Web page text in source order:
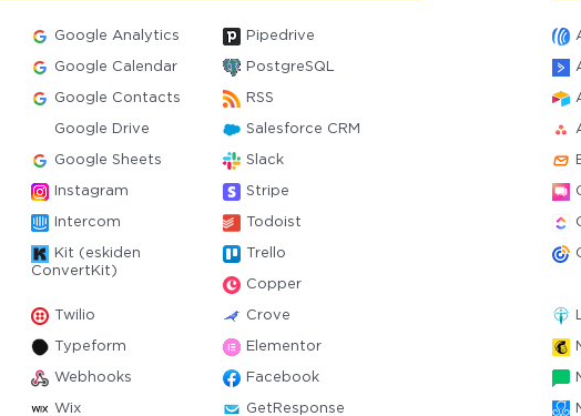
Google Analytics Pipedrive
Google Calendar PostgreSQL
Google Contacts RSS
Google Drive Salesforce CRM
Google Sheets Slack
Instagram Stripe
Intercom Todoist
Kit (eskiden
ConvertKit)
Trello
Copper
Twilio Crove
Typeform Elementor
Webhooks Facebook
Wix GetResponse